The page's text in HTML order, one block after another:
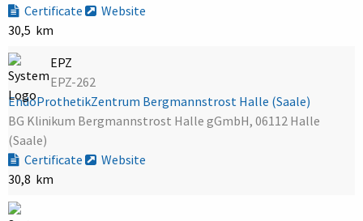
Certificate
Website
30,5 km
EPZ
EPZ-262
EndoProthetikZentrum Bergmannstrost Halle (Saale)
BG Klinikum Bergmannstrost Halle gGmbH, 06112 Halle
(Saale)
Certificate
Website
30,8 km